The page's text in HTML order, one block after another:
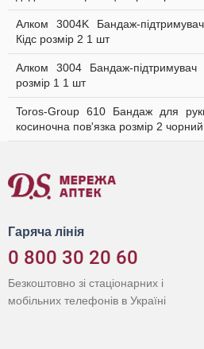
Алком 3004K Бандаж-
Кідс розмір 2 1 шт
Алком 3004 Бандаж-підтримувач
розмір 1 1 шт
Toros-Group 610 Бандаж для
косиночна пов'язка розмір 2
Гаряча лінія
0 800 30 20 60
Безкоштовно зі стаціонарних і
мобільних телефонів в Україні